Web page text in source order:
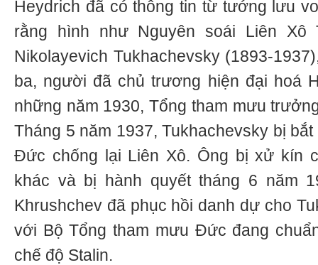
Heydrich đã có thông tin từ tướng lưu
rằng hình như Nguyên soái Liên Xô
Nikolayevich Tukhachevsky (1893-
ba, người đã chủ trương hiện đại hoá
những năm 1930, Tổng tham mưu
Tháng 5 năm 1937, Tukhachevsky bị
Đức chống lại Liên Xô. Ông bị xử kín
khác và bị hành quyết tháng 6 năm
Khrushchev đã phục hồi danh dự cho
với Bộ Tổng tham mưu Đức đang
chế độ Stalin.